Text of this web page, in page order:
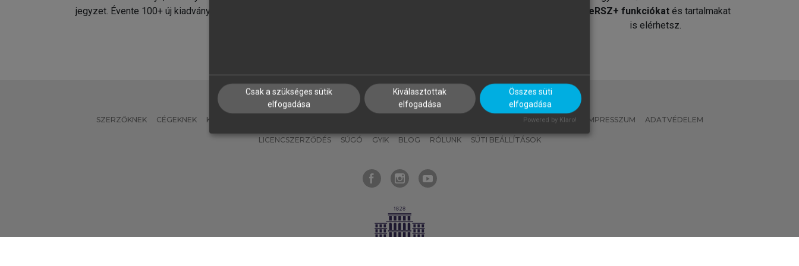
jegyzet. Évente 100+ új kiadvány.
MeRSZ+ funkciókat és tartalmakat
is elérhetsz.
SZERZŐKNEK CÉGEKNEK KÖNYVTÁROSOKNAK MI – ÁLTALÁNOS IRÁNYELVEK IMPRESSZUM ADATVÉDELEM
LICENCSZERZŐDÉS SÚGÓ GYIK BLOG RÓLUNK SÜTI BEÁLLÍTÁSOK
Csak a szükséges sütik
elfogadása
Kiválasztottak
elfogadása
Összes süti
elfogadása
Powered by Klaro!